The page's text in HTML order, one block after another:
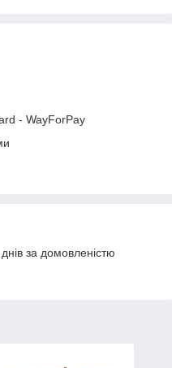
- WayForPay
за домовленістю